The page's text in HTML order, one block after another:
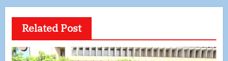
Related Post